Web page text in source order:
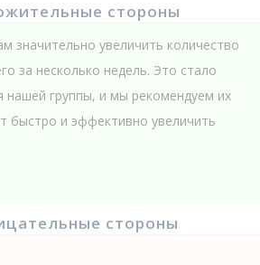
стороны
значительно увеличить количество
за несколько недель. Это стало
нашей группы, и мы рекомендуем их
быстро и эффективно увеличить
стороны